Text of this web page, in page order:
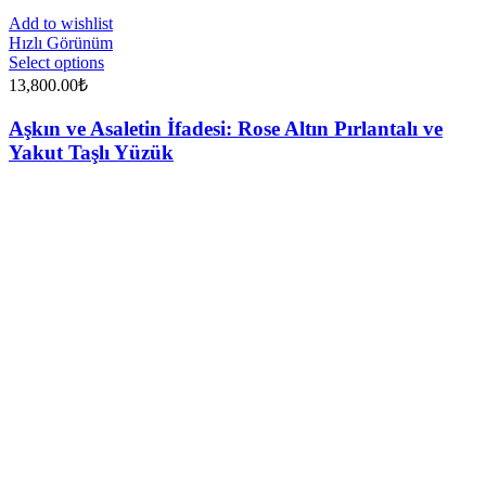
Add to wishlist
Hızlı Görünüm
Select options
13,800.00₺
Aşkın ve Asaletin İfadesi: Rose Altın Pırlantalı ve
Yakut Taşlı Yüzük